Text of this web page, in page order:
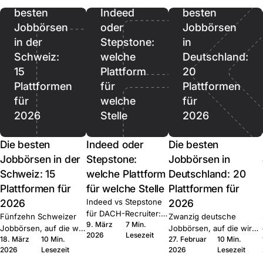
besten
Jobbörsen
in der
Schweiz:
15
Plattformen
für
2026
Die besten
Jobbörsen in der
Schweiz: 15
Plattformen für
2026
Fünfzehn Schweizer
Jobbörsen, auf die wir
bei Join multiposten.
Generalisten, Tech,
18. März
2026
10 Min.
Lesezeit
Indeed
oder
Stepstone:
welche
Plattform
für
welche
Stelle
Indeed oder
Stepstone:
welche Plattform
für welche Stelle
Indeed vs Stepstone
für DACH-Recruiter:
wo welche Plattform
gewinnt, der Quick-
9. März
2026
7 Min.
Lesezeit
besten
Jobbörsen
in
Deutschland:
20
Plattformen
für
2026
Die besten
Jobbörsen in
Deutschland: 20
Plattformen für
2026
Zwanzig deutsche
Jobbörsen, auf die wir
bei Join multiposten.
Generalisten, Tech, Start-
27. Februar
2026
10 Min.
Lesezeit